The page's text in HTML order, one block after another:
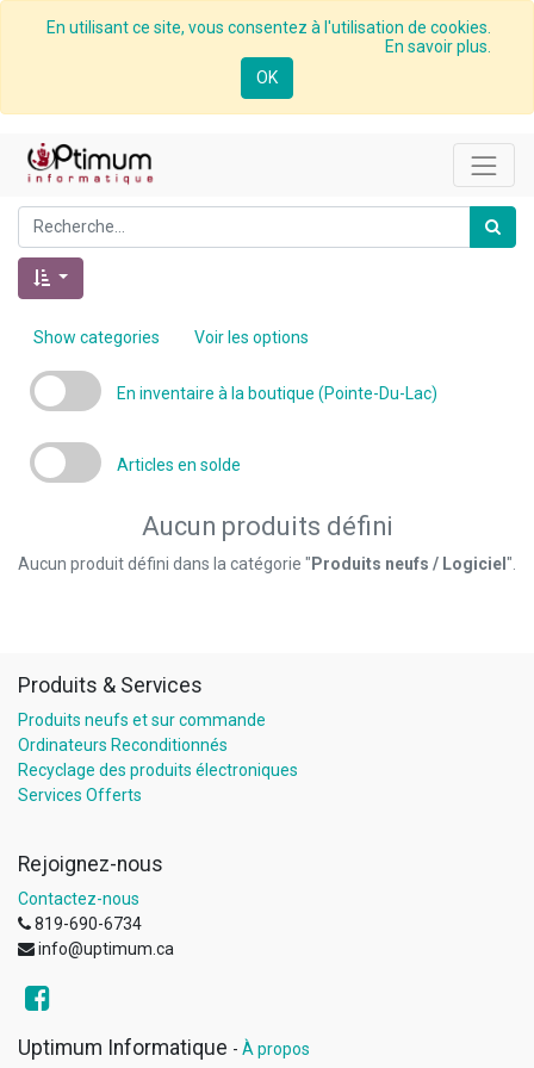
En utilisant ce site, vous consentez à l'utilisation de cookies.
En savoir plus.
OK
Show categories Voir les options
En inventaire à la boutique (Pointe-Du-Lac)
Articles en solde
Aucun produits défini
Aucun produit défini dans la catégorie " Produits neufs / Logiciel ".
Produits & Services
Produits neufs et sur commande
Ordinateurs Reconditionnés
Recyclage des produits électroniques
Services Offerts
Rejoignez-nous
Contactez-nous
819-690-6734
info@uptimum.ca
Uptimum Informatique - À propos